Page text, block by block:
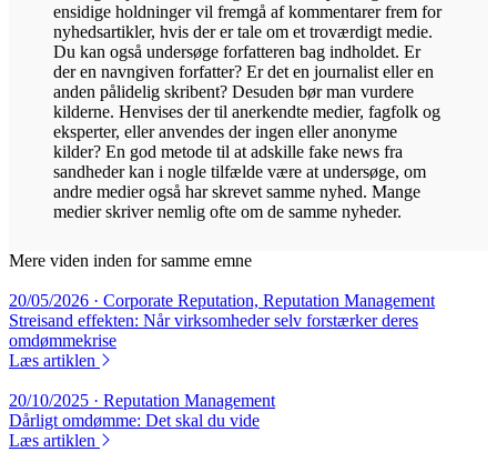
ensidige holdninger vil fremgå af kommentarer frem for
nyhedsartikler, hvis der er tale om et troværdigt medie.
Du kan også undersøge forfatteren bag indholdet. Er
der en navngiven forfatter? Er det en journalist eller en
anden pålidelig skribent? Desuden bør man vurdere
kilderne. Henvises der til anerkendte medier, fagfolk og
eksperter, eller anvendes der ingen eller anonyme
kilder? En god metode til at adskille fake news fra
sandheder kan i nogle tilfælde være at undersøge, om
andre medier også har skrevet samme nyhed. Mange
medier skriver nemlig ofte om de samme nyheder.
Mere viden inden for samme emne
20/05/2026 · Corporate Reputation, Reputation Management
Streisand effekten: Når virksomheder selv forstærker deres
omdømmekrise
Læs artiklen
20/10/2025 · Reputation Management
Dårligt omdømme: Det skal du vide
Læs artiklen